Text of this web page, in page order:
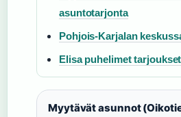
asuntotarjonta
Pohjois-Karjalan
Elisa puhelimet
Myytävät asunnot